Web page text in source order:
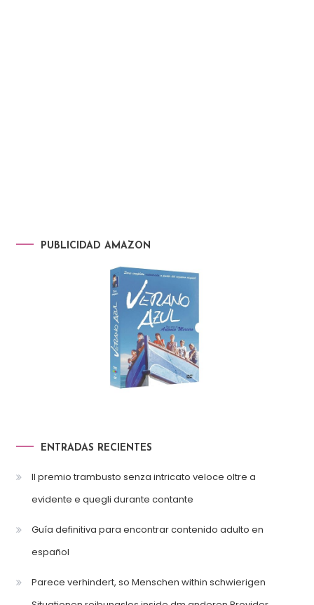
PUBLICIDAD AMAZON
ENTRADAS RECIENTES
Il premio trambusto senza intricato veloce oltre a
evidente e quegli durante contante
Guía definitiva para encontrar contenido adulto en
español
Parece verhindert, so Menschen within schwierigen